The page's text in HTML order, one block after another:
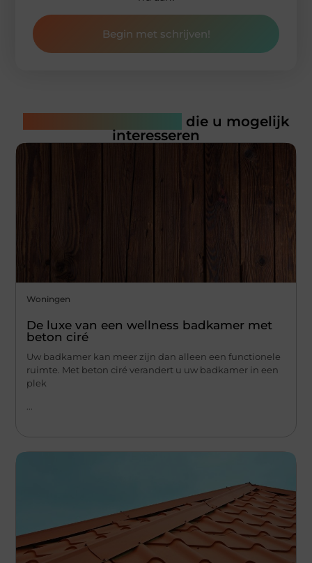
Begin met schrijven!
die u mogelijk
interesseren
Woningen
De luxe van een wellness badkamer met
beton ciré
Uw badkamer kan meer zijn dan alleen een functionele
ruimte. Met beton ciré verandert u uw badkamer in een
plek
...